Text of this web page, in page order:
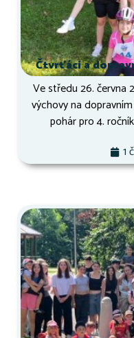
Čtvrťáci a
Ve středu 26. června
výchovy na
pohár pro 4.
1